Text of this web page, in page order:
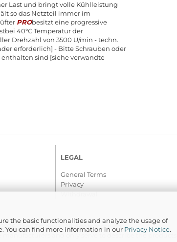
the basic functionalities and analyze the usage of
You can find more information in our Privacy Notice.
Last und bringt volle Kühlleistung
so das Netzteil immer im
PRObesitzt eine progressive
40°C Temperatur der
Drehzahl von 3500 U/min - techn.
erforderlich] - Bitte Schrauben oder
sind [siehe verwandte
LEGAL
General Terms
Privacy
Withdrawal
Com-Tra.de | All rights reserved
manufacturers and only serve to describe the